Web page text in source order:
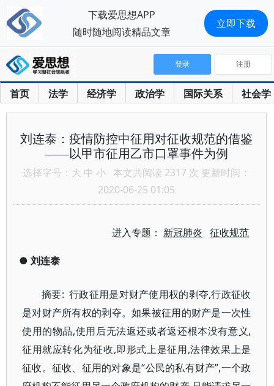
首页 法学 经济学 政治学 国际关系 社会学
登录 注册
刘连泰：疫情防控中征用对征收规范的借鉴
——以甲市征用乙市口罩事件为例
选择字号： 大 中 小 本文共阅读 2317 次 更新时间：
2020-06-25 01:05
进入专题： 新冠肺炎 征收规范
● 刘连泰
摘要: 行政征用是对财产使用权的剥夺,行政征收
是对财产所有权的剥夺。如果被征用的财产是一次性
使用的物品,使用后无法返还或者返还根本没有意义,
征用就应转化为征收,即形式上是征用,法律效果上是
征收。征收、征用的对象是“公民的私有财产”,一个政
下载爱思想APP
随时随地阅读精品文章
立即下载